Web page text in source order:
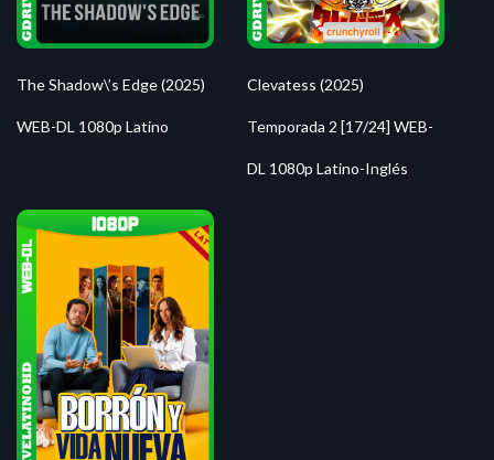
The Shadow\’s Edge (2025)
WEB-DL 1080p Latino
Clevatess (2025)
Temporada 2 [17/24] WEB-
DL 1080p Latino-Inglés